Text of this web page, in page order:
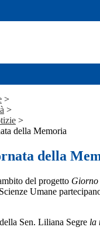
>
>
>
della Memoria
della
del progetto Giorno
Umane
Sen. Liliana Segre la